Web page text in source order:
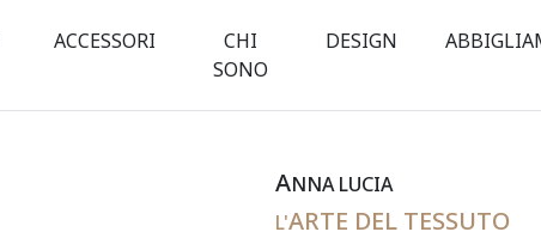
ACCESSORI
CHI
SONO
DESIGN
ANNALUCIA
L'ARTE DEL TESSUTO